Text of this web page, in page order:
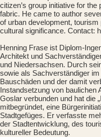
citizen’s group initiative for
fabric. He came to author
of urban development,
cultural significance. Contact:
Henning Frase ist Diplom-
Architekt und
und Niedersachsen. Durch
sowie als Sachverständiger
Bauschäden und der damit
Instandsetzung von baulichen
Goslar verbunden und hat die
mitbegründet, eine
Stadtgefüges. Er verfasste
der Stadtentwicklung, des
kultureller Bedeutung.